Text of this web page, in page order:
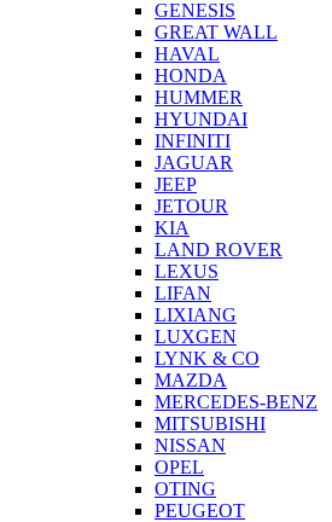
GENESIS
GREAT WALL
HAVAL
HONDA
HUMMER
HYUNDAI
INFINITI
JAGUAR
JEEP
JETOUR
KIA
LAND ROVER
LEXUS
LIFAN
LIXIANG
LUXGEN
LYNK & CO
MAZDA
MERCEDES-BENZ
MITSUBISHI
NISSAN
OPEL
OTING
PEUGEOT